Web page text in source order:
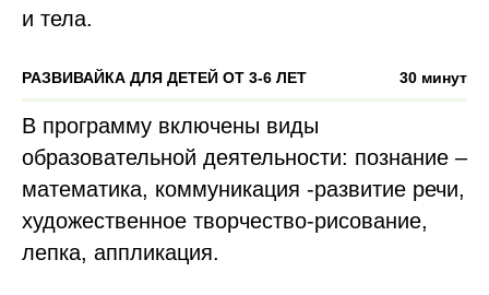
и тела.
РАЗВИВАЙКА ДЛЯ ДЕТЕЙ ОТ 3-6 ЛЕТ 30 минут
В программу включены виды
образовательной деятельности: познание –
математика, коммуникация -развитие речи,
художественное творчество-рисование,
лепка, аппликация.